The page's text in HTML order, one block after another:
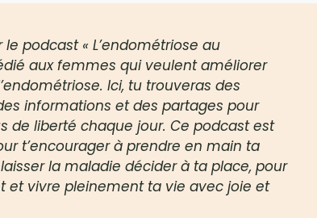
podcast « L’endométriose au
aux femmes qui veulent améliorer
Ici, tu trouveras des
informations et des partages pour
de liberté chaque jour. Ce podcast est
t’encourager à prendre en main ta
la maladie décider à ta place, pour
et vivre pleinement ta vie avec joie et